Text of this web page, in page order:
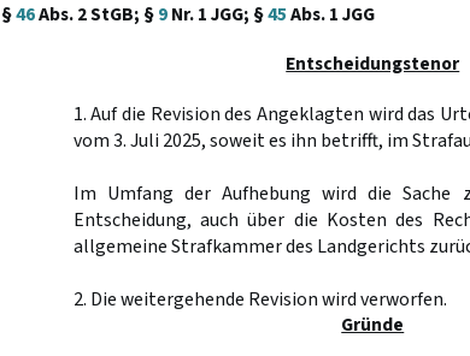
§46Abs. 2 StGB; §9Nr. 1 JGG; §45Abs. 1 JGG
Entscheidungstenor
1. Auf die Revision des Angeklagten wird das
vom 3. Juli 2025, soweit es ihn betrifft, im
Im Umfang der Aufhebung wird die Sache
Entscheidung, auch über die Kosten des
allgemeine Strafkammer des Landgerichts
2. Die weitergehende Revision wird verworfen.
Gründe